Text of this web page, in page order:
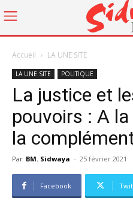
Accueil LA UNE SITE
LA UNE SITE POLITIQUE
La justice et
pouvoirs : A
la
Par BM. Sidwaya - 25 février 2021
Facebook